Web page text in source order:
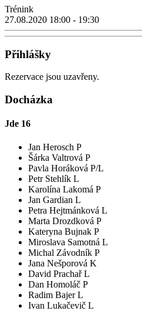
Trénink
27.08.2020 18:00 - 19:30
Přihlášky
Rezervace jsou uzavřeny.
Docházka
Jde 16
Jan Herosch P
Šárka Valtrová P
Pavla Horáková P/L
Petr Stehlík L
Karolína Lakomá P
Jan Gardian L
Petra Hejtmánková L
Marta Drozdková P
Kateryna Bujnak P
Miroslava Samotná L
Michal Závodník P
Jana Nešporová K
David Prachař L
Dan Homoláč P
Radim Bajer L
Ivan Lukačevič L